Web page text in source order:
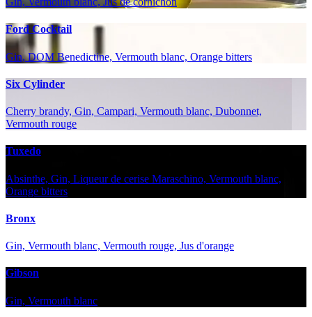
Ford Cocktail
Gin, DOM Benedictine, Vermouth blanc, Orange bitters
Six Cylinder
Cherry brandy, Gin, Campari, Vermouth blanc, Dubonnet,
Vermouth rouge
Tuxedo
Absinthe, Gin, Liqueur de cerise Maraschino, Vermouth blanc,
Orange bitters
Bronx
Gin, Vermouth blanc, Vermouth rouge, Jus d'orange
Gibson
Gin, Vermouth blanc